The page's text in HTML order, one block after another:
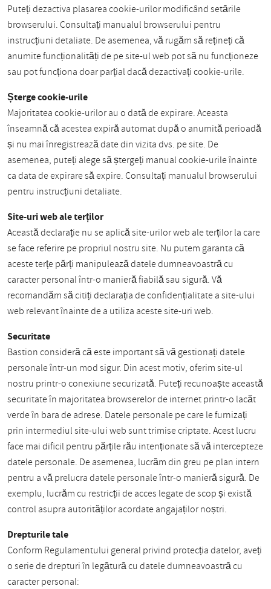
Puteți dezactiva plasarea cookie-urilor modificând setările
browserului. Consultați manualul browserului pentru
instrucțiuni detaliate. De asemenea, vă rugăm să rețineți că
anumite funcționalități de pe site-ul web pot să nu funcționeze
sau pot funcționa doar parțial dacă dezactivați cookie-urile.
Șterge cookie-urile
Majoritatea cookie-urilor au o dată de expirare. Aceasta
înseamnă că acestea expiră automat după o anumită perioadă
și nu mai înregistrează date din vizita dvs. pe site. De
asemenea, puteți alege să ștergeți manual cookie-urile înainte
ca data de expirare să expire. Consultați manualul browserului
pentru instrucțiuni detaliate.
Site-uri web ale terților
Această declarație nu se aplică site-urilor web ale terților la care
se face referire pe propriul nostru site. Nu putem garanta că
aceste terțe părți manipulează datele dumneavoastră cu
caracter personal într-o manieră fiabilă sau sigură. Vă
recomandăm să citiți declarația de confidențialitate a site-ului
web relevant înainte de a utiliza aceste site-uri web.
Securitate
Bastion consideră că este important să vă gestionați datele
personale într-un mod sigur. Din acest motiv, oferim site-ul
nostru printr-o conexiune securizată. Puteți recunoaște această
securitate în majoritatea browserelor de internet printr-o lacăt
verde în bara de adrese. Datele personale pe care le furnizați
prin intermediul site-ului web sunt trimise criptate. Acest lucru
face mai dificil pentru părțile rău intenționate să vă intercepteze
datele personale. De asemenea, lucrăm din greu pe plan intern
pentru a vă prelucra datele personale într-o manieră sigură. De
exemplu, lucrăm cu restricții de acces legate de scop și există
control asupra autorităților acordate angajaților noștri.
Drepturile tale
Conform Regulamentului general privind protecția datelor, aveți
o serie de drepturi în legătură cu datele dumneavoastră cu
caracter personal: